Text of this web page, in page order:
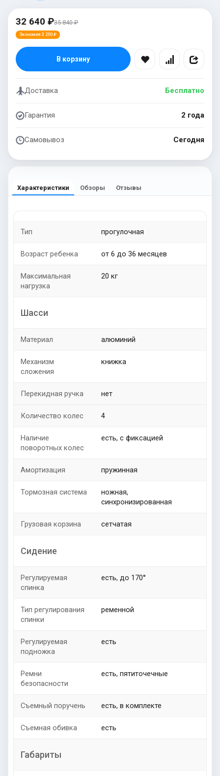
32 640 ₽35 840 ₽
Экономия 3 200 ₽
В корзину
Доставка Бесплатно
Гарантия 2 года
Самовывоз Сегодня
Характеристики Обзоры Отзывы
Тип прогулочная
Возраст ребенка от 6 до 36 месяцев
Максимальная
нагрузка
20 кг
Шасси
Материал алюминий
Механизм
сложения
книжка
Перекидная ручка нет
Количество колес 4
Наличие
поворотных колес
есть, с фиксацией
Амортизация пружинная
Тормозная система
ножная,
синхронизированная
Грузовая корзина сетчатая
Сидение
Регулируемая
спинка
есть, до 170°
Тип регулирования
спинки
ременной
Регулируемая
подножка
есть
Ремни
безопасности
есть, пятиточечные
Съемный поручень есть, в комплекте
Съемная обивка есть
Габариты